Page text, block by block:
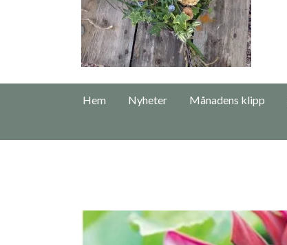
Hem Nyheter Månadens klipp